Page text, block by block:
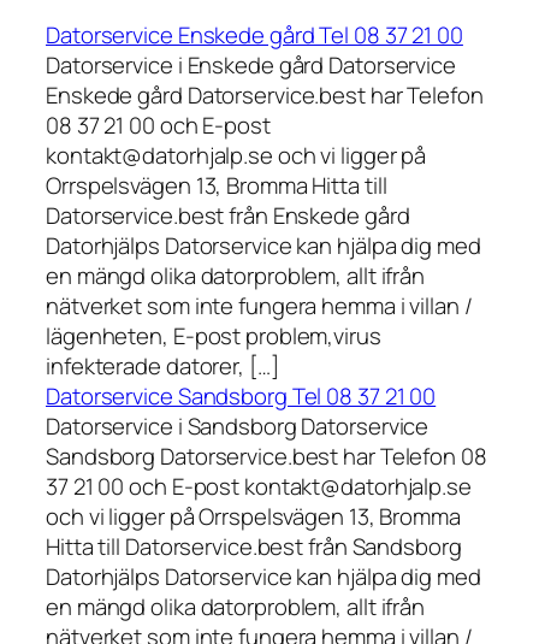
Datorservice Enskede gård Tel 08 37 21 00
Datorservice i Enskede gård Datorservice
Enskede gård Datorservice.best har Telefon
08 37 21 00 och E-post
kontakt@datorhjalp.se och vi ligger på
Orrspelsvägen 13, Bromma Hitta till
Datorservice.best från Enskede gård
Datorhjälps Datorservice kan hjälpa dig med
en mängd olika datorproblem, allt ifrån
nätverket som inte fungera hemma i villan /
lägenheten, E-post problem,virus
infekterade datorer, […]
Datorservice Sandsborg Tel 08 37 21 00
Datorservice i Sandsborg Datorservice
Sandsborg Datorservice.best har Telefon 08
37 21 00 och E-post kontakt@datorhjalp.se
och vi ligger på Orrspelsvägen 13, Bromma
Hitta till Datorservice.best från Sandsborg
Datorhjälps Datorservice kan hjälpa dig med
en mängd olika datorproblem, allt ifrån
nätverket som inte fungera hemma i villan /